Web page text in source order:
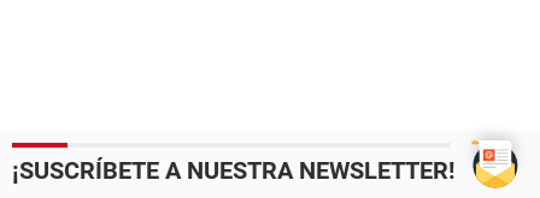
¡SUSCRÍBETE A NUESTRA NEWSLETTER!